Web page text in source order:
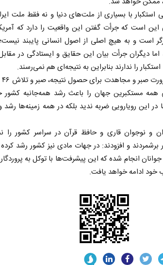
استکبار با بسیاری از ملت‌های دنیا و نه فقط ملت
این است که جرأت گفتن این واقعیت را دارد که
است و به هیچ اصلی از اصول انسانی پایبند نیست؛
دیگران جرأت بیان این حقایق و ایستادگی در
را ندارند بنابراین به نتیجه‌ای هم نمی‌رسند.
همه مستکبرین جهان را باعث رشد همه‌جانبه کشور
در این رویارویی ضربه ندید بلکه در همه زمینه‌ها
و نوجوان قاری و حافظ قرآن در سراسر کشور را
و افزودند: در جهات مادی نیز کشور رشد
انجام شده که این پیشرفت‌ها با توکل به
خود ادامه خواهد یافت.
اربعین نماد مقاومت در برابر
از